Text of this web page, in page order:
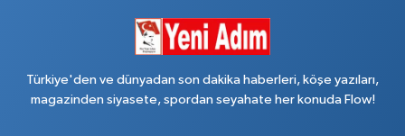
Türkiye'den ve dünyadan son dakika haberleri, köşe yazıları,
magazinden siyasete, spordan seyahate her konuda Flow!